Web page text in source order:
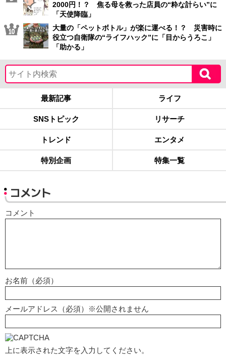
2000円！？ 焦る母を救った店員の“粋な計らい”に
「天使降臨」
大量の「ペットボトル」が楽に運べる！？ 災害時に
役立つ自衛隊の“ライフハック”に「目からうろこ」
「助かる」
最新記事 ライフ
SNSトピック リサーチ
トレンド エンタメ
特別企画 特集一覧
コメント
コメント
お名前（必須）
メールアドレス（必須）※公開されません
上に表示された文字を入力してください。